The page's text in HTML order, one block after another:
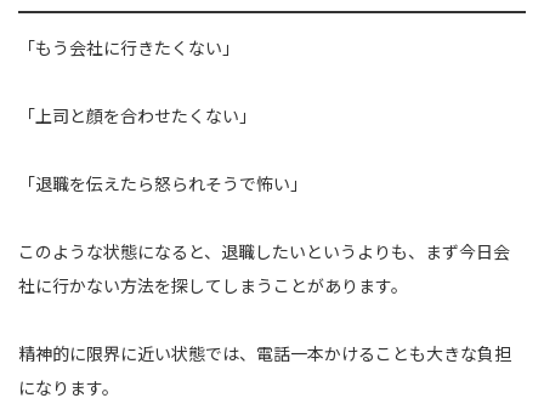
「もう会社に行きたくない」
「上司と顔を合わせたくない」
「退職を伝えたら怒られそうで怖い」
このような状態になると、退職したいというよりも、まず今日会
社に行かない方法を探してしまうことがあります。
精神的に限界に近い状態では、電話一本かけることも大きな負担
になります。